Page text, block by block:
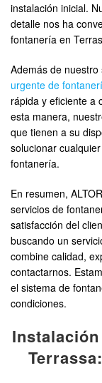
instalación inicial.
detalle nos ha
fontanería en
Además de
urgente de
rápida y eficiente a
esta manera,
que tienen a su
solucionar
fontanería.
En resumen,
servicios de
satisfacción del
buscando un
combine calidad,
contactarnos.
el sistema de
condiciones.